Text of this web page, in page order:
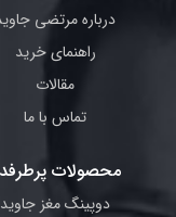
درباره مرتضی
راهنمای خرید
مقالات
تماس با ما
محصولات
دوپینگ مغز جاوید